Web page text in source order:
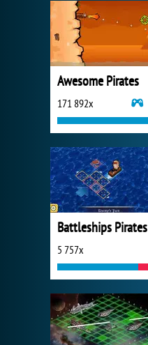
Awesome Pirates
171 892x
Battleships Pirates
5 757x